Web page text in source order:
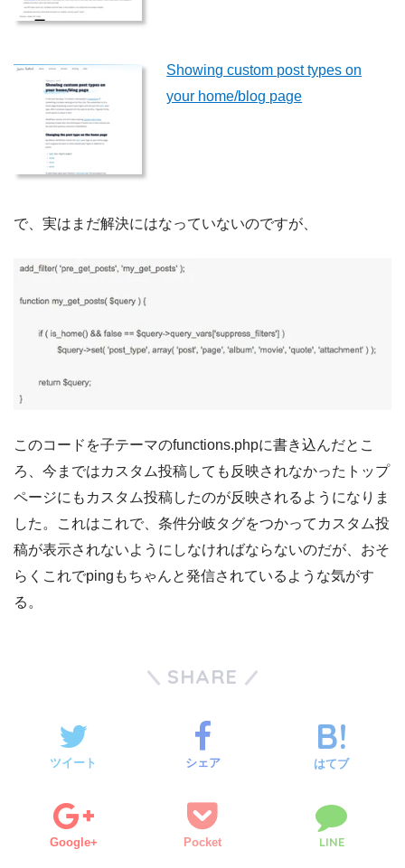
Showing custom post types on
your home/blog page
で、実はまだ解決にはなっていないのですが、
このコードを子テーマのfunctions.phpに書き込んだとこ
ろ、今まではカスタム投稿しても反映されなかったトップ
ページにもカスタム投稿したのが反映されるようになりま
した。これはこれで、条件分岐タグをつかってカスタム投
稿が表示されないようにしなければならないのだが、おそ
らくこれでpingもちゃんと発信されているような気がす
る。
SHARE
ツイート シェア はてブ
Google+ Pocket LINE